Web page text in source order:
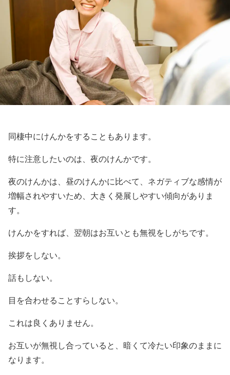
同棲中にけんかをすることもあります。
特に注意したいのは、夜のけんかです。
夜のけんかは、昼のけんかに比べて、ネガティブな感情が
増幅されやすいため、大きく発展しやすい傾向がありま
す。
けんかをすれば、翌朝はお互いとも無視をしがちです。
挨拶をしない。
話もしない。
目を合わせることすらしない。
これは良くありません。
お互いが無視し合っていると、暗くて冷たい印象のままに
なります。